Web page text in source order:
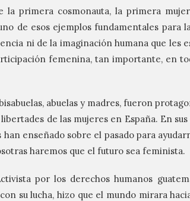
la primera cosmonauta, la primera
de esos ejemplos fundamentales para
ni de la imaginación humana que les
femenina, tan importante, en
abuelas y madres, fueron
de las mujeres en España. En
enseñado sobre el pasado para
haremos que el futuro sea feminista.
por los derechos humanos
su lucha, hizo que el mundo mirara